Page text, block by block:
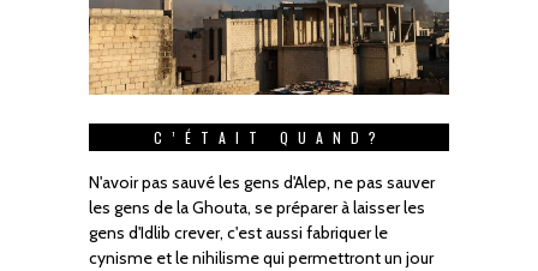
C’ÉTAIT QUAND?
N'avoir pas sauvé les gens d'Alep, ne pas sauver
les gens de la Ghouta, se préparer à laisser les
gens d'Idlib crever, c'est aussi fabriquer le
cynisme et le nihilisme qui permettront un jour